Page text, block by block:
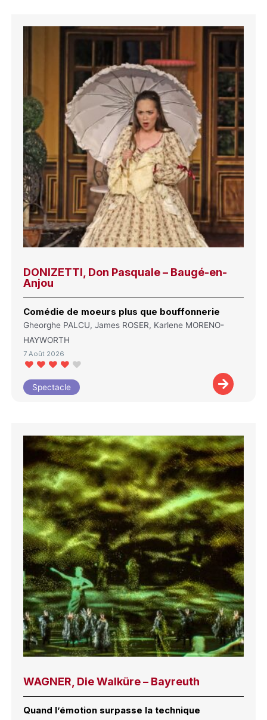
DONIZETTI, Don Pasquale – Baugé-en-
Anjou
Comédie de moeurs plus que bouffonnerie
Gheorghe PALCU, James ROSER, Karlene MORENO-
HAYWORTH
7 Août 2026
Spectacle
WAGNER, Die Walküre – Bayreuth
Quand l’émotion surpasse la technique